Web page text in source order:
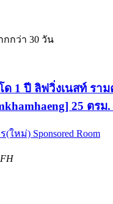
กว่า 30 วัน
ด 1 ปี ลิฟวิ่งเนสท์ รา
25 ตรม
(ใหม่) Sponsored Room
FH